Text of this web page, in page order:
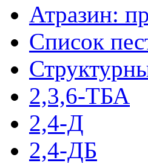
Атразин:
Список
2,3,6-ТБА
2,4-Д
2,4-ДБ